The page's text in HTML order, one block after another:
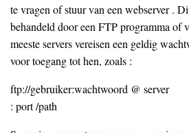
te vragen of stuur van een webserver .
behandeld door een FTP programma of
meeste servers vereisen een geldig
voor toegang tot hen, zoals :
ftp://gebruiker:wachtwoord @ server
: port /path